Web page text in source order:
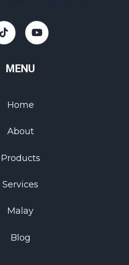
MENU
Home
About
Products
Services
Malay
Blog